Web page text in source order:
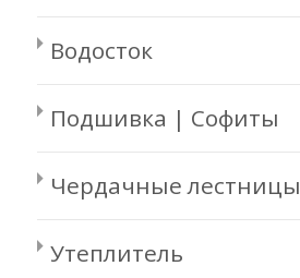
Водосток
Подшивка | Софиты
Чердачные лестницы
Утеплитель